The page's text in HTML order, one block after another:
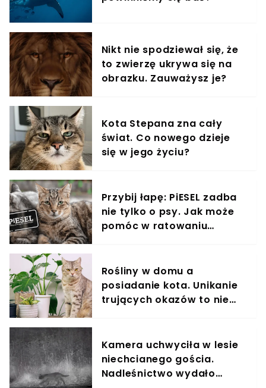
Nikt nie spodziewał się, że
to zwierzę ukrywa się na
obrazku. Zauważysz je?
Kota Stepana zna cały
świat. Co nowego dzieje
się w jego życiu?
Przybij łapę: PiESEL zadba
nie tylko o psy. Jak może
pomóc w ratowaniu
Rośliny w domu a
posiadanie kota. Unikanie
trujących okazów to nie
Kamera uchwyciła w lesie
niechcianego gościa.
Nadleśnictwo wydało